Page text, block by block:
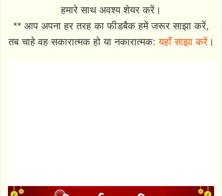
हमारे साथ अवश्य शेयर करें।
** आप अपना हर तरह का फीडबैक हमें जरूर साझा करें,
तब चाहे वह सकारात्मक हो या नकारात्मक:यहाँ साझा करें।